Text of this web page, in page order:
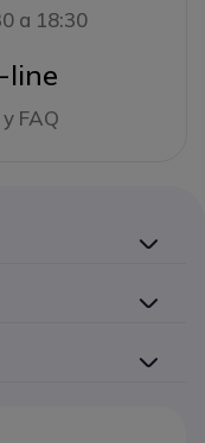
a 18:30
line
FAQ